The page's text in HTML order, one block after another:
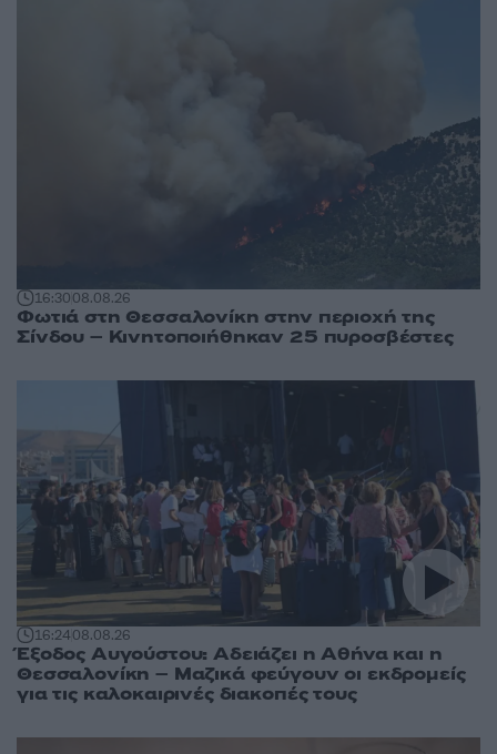
16:3008.08.26
Φωτιά στη Θεσσαλονίκη στην περιοχή της
Σίνδου – Κινητοποιήθηκαν 25 πυροσβέστες
16:2408.08.26
Έξοδος Αυγούστου: Αδειάζει η Αθήνα και η
Θεσσαλονίκη – Μαζικά φεύγουν οι εκδρομείς
για τις καλοκαιρινές διακοπές τους